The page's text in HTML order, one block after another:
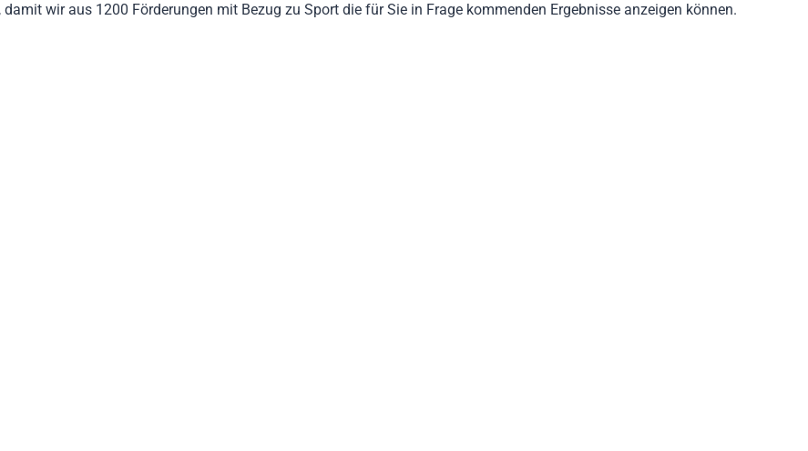
wir aus 1200 Förderungen mit Bezug zu Sport die für Sie in Frage kommenden Ergebnisse anzeigen können.